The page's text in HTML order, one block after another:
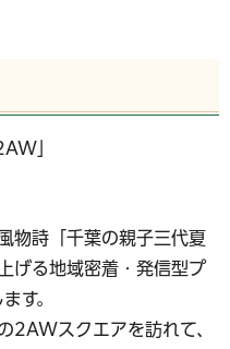
」
物詩「千葉の親子三代夏
げる地域密着・発信型プ
す。
2AWスクエアを訪れて、